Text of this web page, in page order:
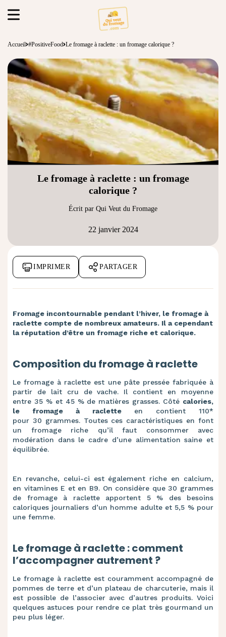
Accueil #PositiveFood Le fromage à raclette : un fromage calorique ?
Le fromage à raclette : un fromage
calorique ?
Écrit par Qui Veut du Fromage
22 janvier 2024
IMPRIMER PARTAGER
Fromage incontournable pendant l’hiver, le fromage à
raclette compte de nombreux amateurs. Il a cependant
la réputation d’être un fromage riche et calorique.
Composition du fromage à raclette
Le fromage à raclette est une pâte pressée fabriquée à
partir de lait cru de vache. Il contient en moyenne
entre 35 % et 45 % de matières grasses. Côté calories,
le fromage à racletteen contient 110*
pour 30 grammes. Toutes ces caractéristiques en font
un fromage riche qu’il faut consommer avec
modération dans le cadre d’une alimentation saine et
équilibrée.
En revanche, celui-ci est également riche en calcium,
en vitamines E et en B9. On considère que 30 grammes
de fromage à raclette apportent 5 % des besoins
caloriques journaliers d’un homme adulte et 5,5 % pour
une femme.
Le fromage à raclette : comment
l’accompagner autrement ?
Le fromage à raclette est couramment accompagné de
pommes de terre et d’un plateau de charcuterie, mais il
est possible de l’associer avec d’autres produits. Voici
quelques astuces pour rendre ce plat très gourmand un
peu plus léger.